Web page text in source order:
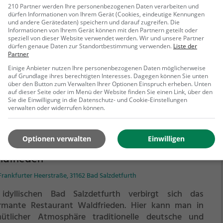
113, 31162 Bad Salzdetfurth
Restaurant Akropolis in Bad Salzdetfurth kann man in
Welt der griechischen Küche eintauchen. Hier findet
eine vielfältige Auswahl an Speisen, darunter
Gyros und gesunde Gerichte. Das Ambiente
zum Verweilen ein und die freundlichen Mitarbeiter
für einen angenehmen Aufenthalt. Ob für einen
Abend zu zweit oder für einen geselligen
mit Freunden - im Akropolis ist für jeden etwas
Tauche ein in die Atmosphäre, spüre das Flair
und genieße die kulinarischen
Willkommen im Akropolis!
Mehr erfahren
Heerstraße, 31162 Bad Salzdetfurth
Bad Salzdetfurth verbirgt sich das
Restaurant Waldfrieden. Hier kann man in
Atmosphäre traditionelle deutsche und
210 Partner werden Ihre personenbezogenen Daten verarbeiten und
dürfen Informationen von Ihrem Gerät (Cookies, eindeutige Kennungen
und andere Gerätedaten) speichern und darauf zugreifen. Die
Informationen von Ihrem Gerät können mit den Partnern geteilt oder
speziell von dieser Website verwendet werden. Wir und unsere Partner
dürfen genaue Daten zur Standortbestimmung verwenden. Liste der
Partner
Einige Anbieter nutzen Ihre personenbezogenen Daten möglicherweise
auf Grundlage ihres berechtigten Interesses. Dagegen können Sie unten
über den Button zum Verwalten Ihrer Optionen Einspruch erheben. Unten
auf dieser Seite oder im Menü der Website finden Sie einen Link, über den
Sie die Einwilligung in die Datenschutz- und Cookie-Einstellungen
verwalten oder widerrufen können.
Einwilligen
Optionen verwalten